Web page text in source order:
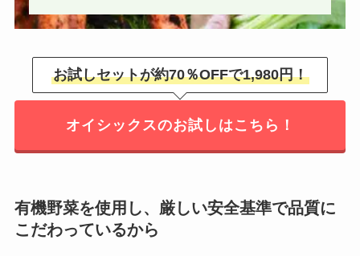
お試しセットが約70％OFFで1,980円！
オイシックスのお試しはこちら！
有機野菜を使用し、厳しい安全基準で品質に
こだわっているから